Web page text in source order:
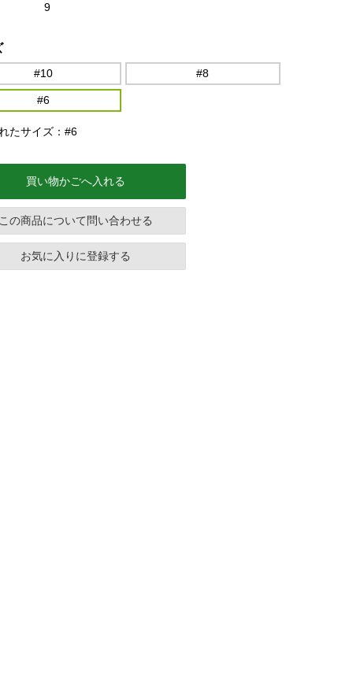
9
#10 #8
#6
たサイズ：#6
買い物かごへ入れる
この商品について問い合わせる
お気に入りに登録する